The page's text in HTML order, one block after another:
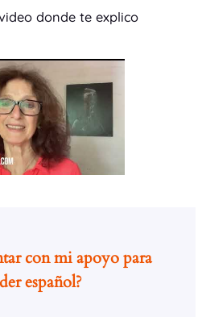
donde te explico
con mi apoyo para
español?